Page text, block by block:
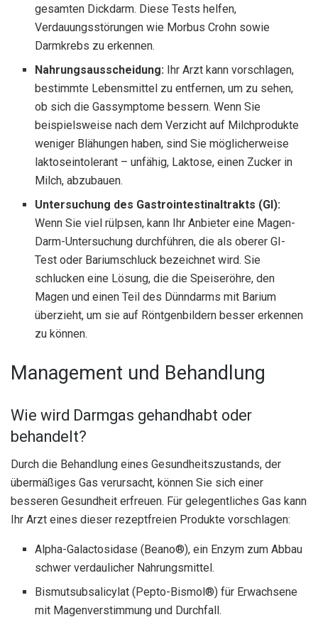
gesamten Dickdarm. Diese Tests helfen,
Verdauungsstörungen wie Morbus Crohn sowie
Darmkrebs zu erkennen.
Nahrungsausscheidung: Ihr Arzt kann vorschlagen,
bestimmte Lebensmittel zu entfernen, um zu sehen,
ob sich die Gassymptome bessern. Wenn Sie
beispielsweise nach dem Verzicht auf Milchprodukte
weniger Blähungen haben, sind Sie möglicherweise
laktoseintolerant – unfähig, Laktose, einen Zucker in
Milch, abzubauen.
Untersuchung des Gastrointestinaltrakts (GI):
Wenn Sie viel rülpsen, kann Ihr Anbieter eine Magen-
Darm-Untersuchung durchführen, die als oberer GI-
Test oder Bariumschluck bezeichnet wird. Sie
schlucken eine Lösung, die die Speiseröhre, den
Magen und einen Teil des Dünndarms mit Barium
überzieht, um sie auf Röntgenbildern besser erkennen
zu können.
Management und Behandlung
Wie wird Darmgas gehandhabt oder
behandelt?
Durch die Behandlung eines Gesundheitszustands, der
übermäßiges Gas verursacht, können Sie sich einer
besseren Gesundheit erfreuen. Für gelegentliches Gas kann
Ihr Arzt eines dieser rezeptfreien Produkte vorschlagen:
Alpha-Galactosidase (Beano®), ein Enzym zum Abbau
schwer verdaulicher Nahrungsmittel.
Bismutsubsalicylat (Pepto-Bismol®) für Erwachsene
mit Magenverstimmung und Durchfall.